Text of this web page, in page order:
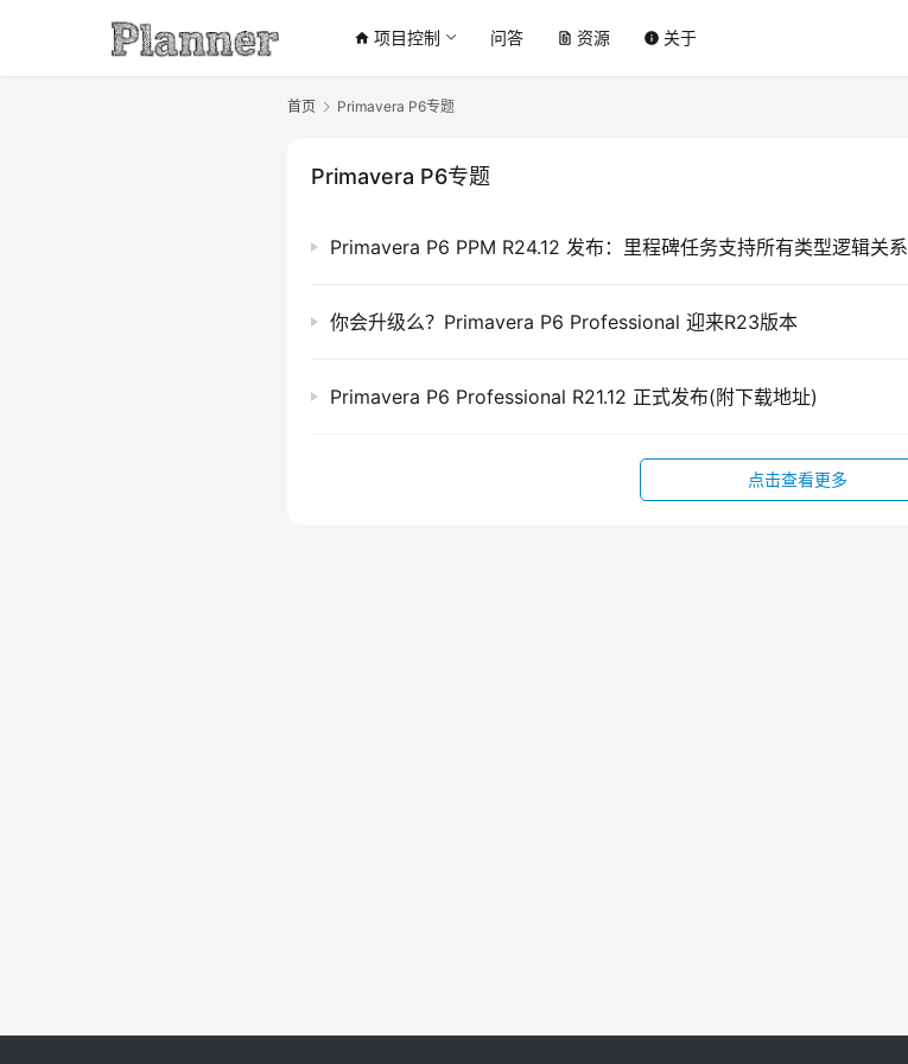
home 项目控制 问答 file_present 资源 info 关于
首页 Primavera P6专题
Primavera P6专题
Primavera P6 PPM R24.12 发布：里程碑任务支持所有类型逻辑关系
你会升级么？Primavera P6 Professional 迎来R23版本
Primavera P6 Professional R21.12 正式发布(附下载地址)
点击查看更多